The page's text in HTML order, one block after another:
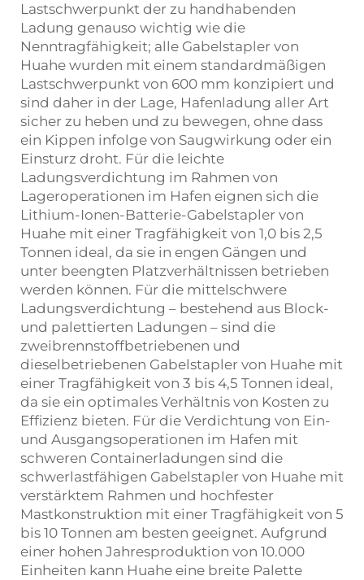
Lastschwerpunkt der zu handhabenden
Ladung genauso wichtig wie die
Nenntragfähigkeit; alle Gabelstapler von
Huahe wurden mit einem standardmäßigen
Lastschwerpunkt von 600 mm konzipiert und
sind daher in der Lage, Hafenladung aller Art
sicher zu heben und zu bewegen, ohne dass
ein Kippen infolge von Saugwirkung oder ein
Einsturz droht. Für die leichte
Ladungsverdichtung im Rahmen von
Lageroperationen im Hafen eignen sich die
Lithium-Ionen-Batterie-Gabelstapler von
Huahe mit einer Tragfähigkeit von 1,0 bis 2,5
Tonnen ideal, da sie in engen Gängen und
unter beengten Platzverhältnissen betrieben
werden können. Für die mittelschwere
Ladungsverdichtung – bestehend aus Block-
und palettierten Ladungen – sind die
zweibrennstoffbetriebenen und
dieselbetriebenen Gabelstapler von Huahe mit
einer Tragfähigkeit von 3 bis 4,5 Tonnen ideal,
da sie ein optimales Verhältnis von Kosten zu
Effizienz bieten. Für die Verdichtung von Ein-
und Ausgangsoperationen im Hafen mit
schweren Containerladungen sind die
schwerlastfähigen Gabelstapler von Huahe mit
verstärktem Rahmen und hochfester
Mastkonstruktion mit einer Tragfähigkeit von 5
bis 10 Tonnen am besten geeignet. Aufgrund
einer hohen Jahresproduktion von 10.000
Einheiten kann Huahe eine breite Palette